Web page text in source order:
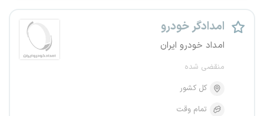
امدادگر خودرو
امداد خودرو ایران
منقضی شده
کل کشور
تمام وقت